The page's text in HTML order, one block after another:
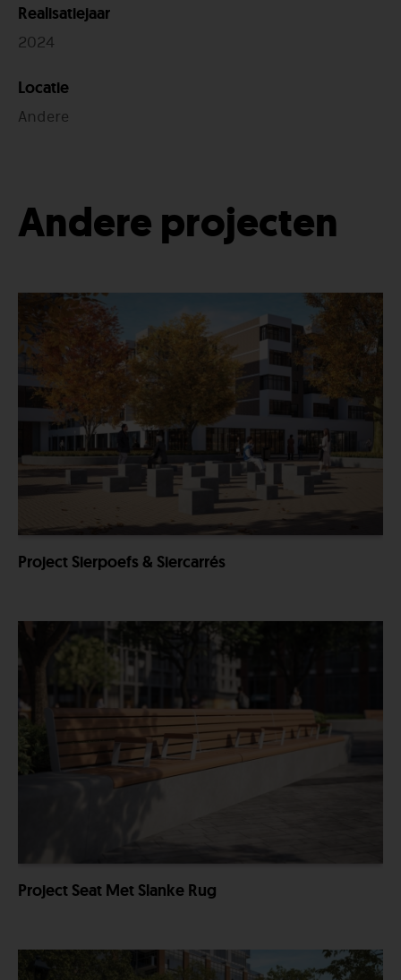
Realisatiejaar
2024
Locatie
Andere
Andere projecten
Project Sierpoefs & Siercarrés
Project Seat Met Slanke Rug